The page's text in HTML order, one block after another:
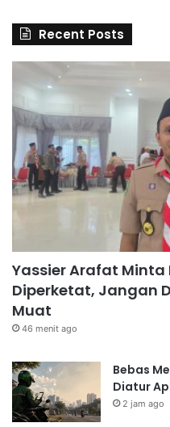
Recent Posts
Yassier Arafat
Diperketat, Jangan
Muat
46 menit ago
Bebas
Diatur
2 jam ago